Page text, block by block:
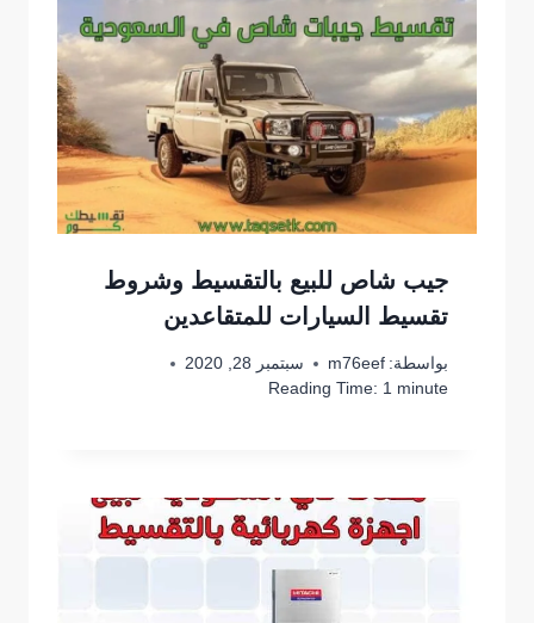
جيب شاص للبيع بالتقسيط وشروط
تقسيط السيارات للمتقاعدين
بواسطة: m76eef
سبتمبر 28, 2020
Reading Time: 1 minute